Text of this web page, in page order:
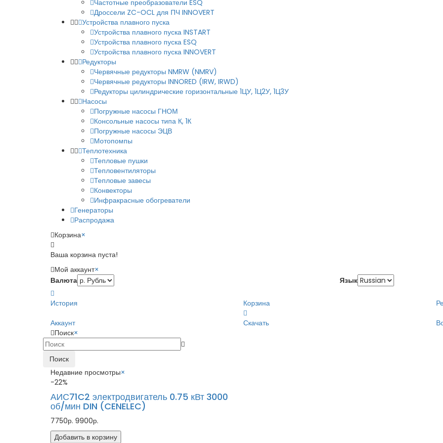
Частотные преобразователи ESQ
Дроссели ZC-OCL для ПЧ INNOVERT
Устройства плавного пуска
Устройства плавного пуска INSTART
Устройства плавного пуска ESQ
Устройства плавного пуска INNOVERT
Редукторы
Червячные редукторы NMRW (NMRV)
Червячные редукторы INNORED (IRW, IRWD)
Редукторы цилиндрические горизонтальные 1ЦУ, 1Ц2У, 1Ц3У
Насосы
Погружные насосы ГНОМ
Консольные насосы типа К, 1К
Погружные насосы ЭЦВ
Мотопомпы
Теплотехника
Тепловые пушки
Тепловентиляторы
Тепловые завесы
Конвекторы
Инфракрасные обогреватели
Генераторы
Распродажа
Корзина×
Ваша корзина пуста!
Мой аккаунт×
Валюта
Язык
История Корзина
Аккаунт
Скачать
Поиск×
Поиск
Недавние просмотры×
-22%
АИС71C2 электродвигатель 0.75 кВт 3000
об/мин DIN (CENELEC)
7750р. 9900р.
Добавить в корзину